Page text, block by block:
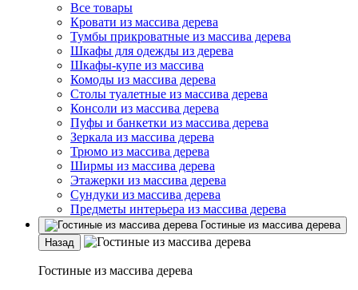
Все товары
Кровати из массива дерева
Тумбы прикроватные из массива дерева
Шкафы для одежды из дерева
Шкафы-купе из массива
Комоды из массива дерева
Столы туалетные из массива дерева
Консоли из массива дерева
Пуфы и банкетки из массива дерева
Зеркала из массива дерева
Трюмо из массива дерева
Ширмы из массива дерева
Этажерки из массива дерева
Сундуки из массива дерева
Предметы интерьера из массива дерева
Гостиные из массива дерева
Назад
Гостиные из массива дерева